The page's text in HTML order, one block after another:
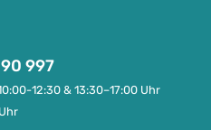
997
12:30 & 13:30–17:00 Uhr